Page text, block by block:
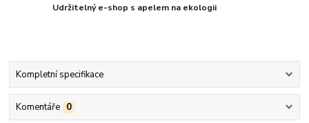
Udržitelný e-shop s apelem na ekologii
Kompletní specifikace
Komentáře 0